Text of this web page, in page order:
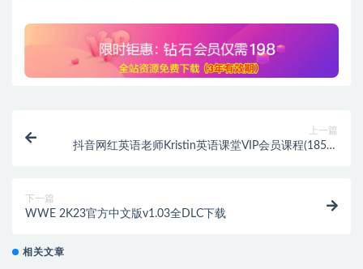
上一篇
抖音网红英语老师Kristin英语课堂VIP会员课程(185节
下一篇
WWE 2K23官方中文版v1.03全DLC下载
相关文章